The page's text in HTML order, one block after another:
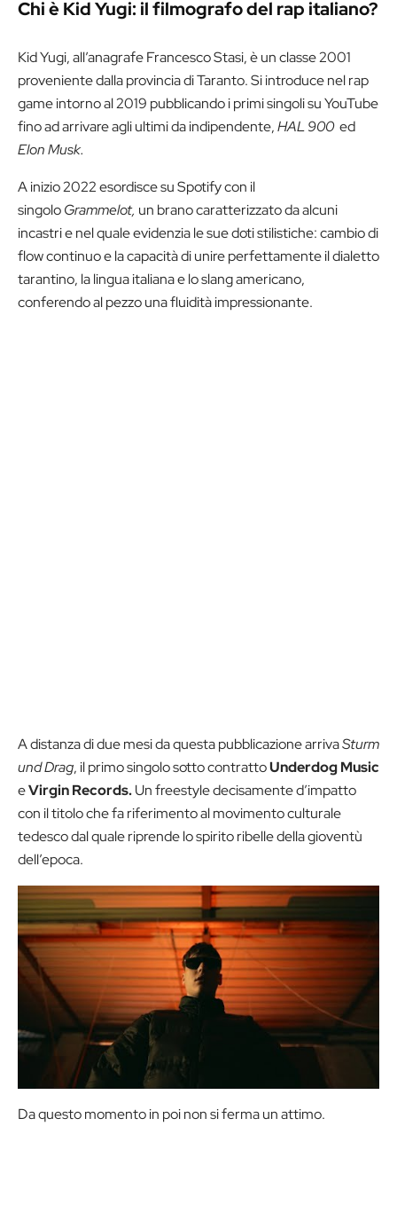
Chi è Kid Yugi: il filmografo del rap italiano?
Kid Yugi, all’anagrafe Francesco Stasi, è un classe 2001
proveniente dalla provincia di Taranto. Si introduce nel rap
game intorno al 2019 pubblicando i primi singoli su YouTube
fino ad arrivare agli ultimi da indipendente,HAL 900 ed
Elon Musk.
A inizio 2022 esordisce su Spotify con il
singoloGrammelot, un brano caratterizzato da alcuni
incastri e nel quale evidenzia le sue doti stilistiche: cambio di
flow continuo e la capacità di unire perfettamente il dialetto
tarantino, la lingua italiana e lo slang americano,
conferendo al pezzo una fluidità impressionante.
A distanza di due mesi da questa pubblicazione arrivaSturm
undDrag, il primo singolo sotto contrattoUnderdog Music
eVirgin Records.Un freestyle decisamente d’impatto
con il titolo che fa riferimento al movimento culturale
tedesco dal quale riprende lo spirito ribelle della gioventù
dell’epoca.
Da questo momento in poi non si ferma un attimo.